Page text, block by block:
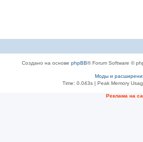
Создано на основе phpBB® Forum Software ©
Моды и
Time: 0.043s| Peak Memory
Рeклама на